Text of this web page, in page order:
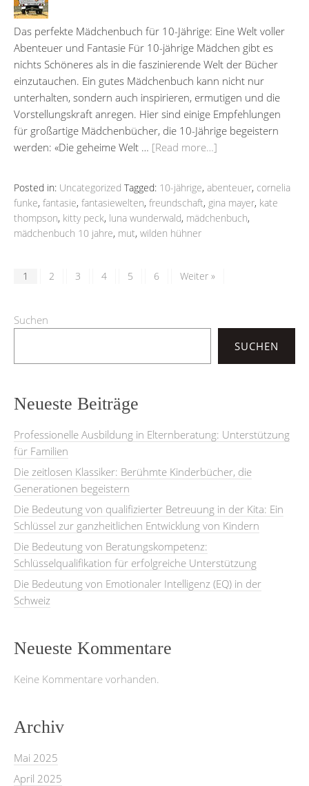
Das perfekte Mädchenbuch für 10-Jährige: Eine Welt voller
Abenteuer und Fantasie Für 10-jährige Mädchen gibt es
nichts Schöneres als in die faszinierende Welt der Bücher
einzutauchen. Ein gutes Mädchenbuch kann nicht nur
unterhalten, sondern auch inspirieren, ermutigen und die
Vorstellungskraft anregen. Hier sind einige Empfehlungen
für großartige Mädchenbücher, die 10-Jährige begeistern
werden: «Die geheime Welt … [Read more…]
Posted in: Uncategorized Tagged: 10-jährige, abenteuer, cornelia
funke, fantasie, fantasiewelten, freundschaft, gina mayer, kate
thompson, kitty peck, luna wunderwald, mädchenbuch,
mädchenbuch 10 jahre, mut, wilden hühner
1 2 3 4 5 6 Weiter »
Suchen
SUCHEN
Neueste Beiträge
Professionelle Ausbildung in Elternberatung: Unterstützung
für Familien
Die zeitlosen Klassiker: Berühmte Kinderbücher, die
Generationen begeistern
Die Bedeutung von qualifizierter Betreuung in der Kita: Ein
Schlüssel zur ganzheitlichen Entwicklung von Kindern
Die Bedeutung von Beratungskompetenz:
Schlüsselqualifikation für erfolgreiche Unterstützung
Die Bedeutung von Emotionaler Intelligenz (EQ) in der
Schweiz
Neueste Kommentare
Keine Kommentare vorhanden.
Archiv
Mai 2025
April 2025